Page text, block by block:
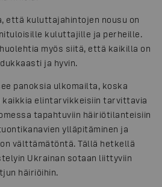
että kuluttajahintojen nousu on
kuluttajille ja perheille.
myös siitä, että kaikilla on
ja hyvin.
panoksia ulkomailta, koska
kaikkia elintarvikkeisiin tarvittavia
tapahtuviin häiriötilanteisiin
ylläpitäminen ja
välttämätöntä. Tällä hetkellä
Ukrainan sotaan liittyviin
häiriöihin.